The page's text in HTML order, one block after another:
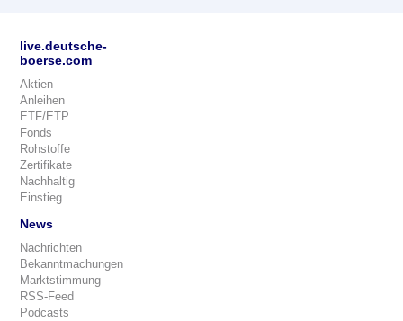
live.deutsche-
boerse.com
Aktien
Anleihen
ETF/ETP
Fonds
Rohstoffe
Zertifikate
Nachhaltig
Einstieg
News
Nachrichten
Bekanntmachungen
Marktstimmung
RSS-Feed
Podcasts